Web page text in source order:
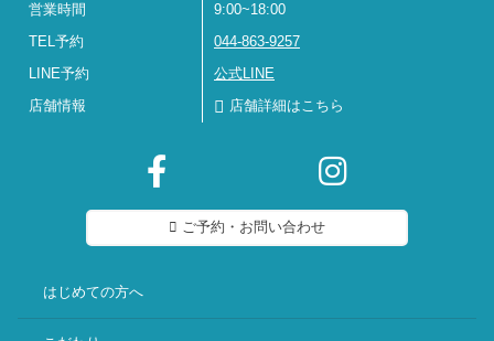
営業時間 9:00~18:00
TEL予約 044-863-9257
LINE予約 公式LINE
店舗情報 店舗詳細はこちら
ご予約・お問い合わせ
はじめての方へ